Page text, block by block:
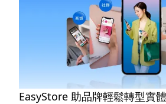
EasyStore 助品牌輕鬆轉型實